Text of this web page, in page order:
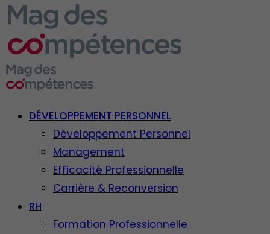
DÉVELOPPEMENT PERSONNEL
Développement Personnel
Management
Efficacité Professionnelle
Carrière & Reconversion
RH
Formation Professionnelle